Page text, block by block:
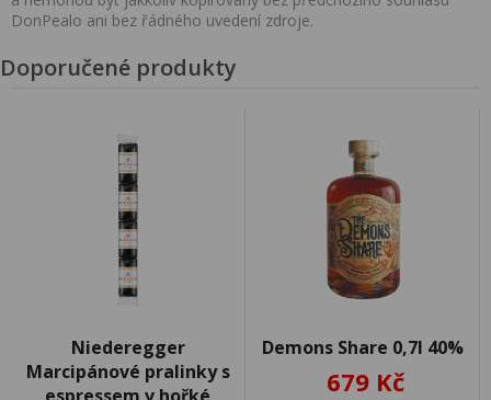
DonPealo ani bez řádného uvedení zdroje.
Doporučené produkty
Niederegger
Marcipánové pralinky s
Demons Share 0,7l 40%
679 Kč